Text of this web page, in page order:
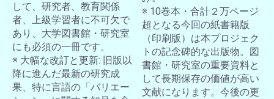
して、研究者、教育関係
者、上級学習者に不可欠で
あり、大学図書館・研究室
にも必須の一冊です。
※ 大幅な改訂と更新: 旧版以
降に進んだ最新の研究成
果、特に言語の「バリエー
※ 10巻本・合計２万ページ
超となる今回の紙書籍版
（印刷版）は本プロジェク
トの記念碑的な出版物。図
書館・研究室の重要資料と
して長期保存の価値が高い
文献になります。今後の更